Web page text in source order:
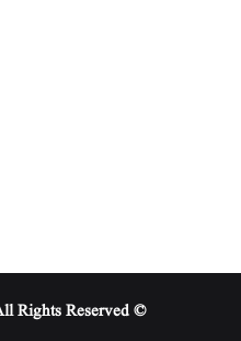
© Copyright 2026, All Rights Reserved